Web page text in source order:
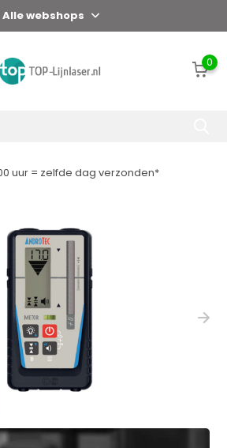
Alle webshops
0
uur = zelfde dag verzonden*